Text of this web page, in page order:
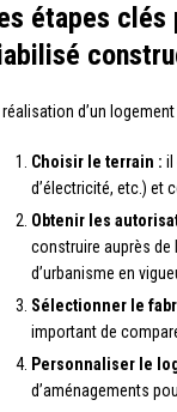
étapes clés
réalisation d’un
Choisir le terrain : il
d’électricité, etc.) et
Obtenir les
construire auprès de
d’urbanisme en
Sélectionner le
important de
Personnaliser le
d’aménagements